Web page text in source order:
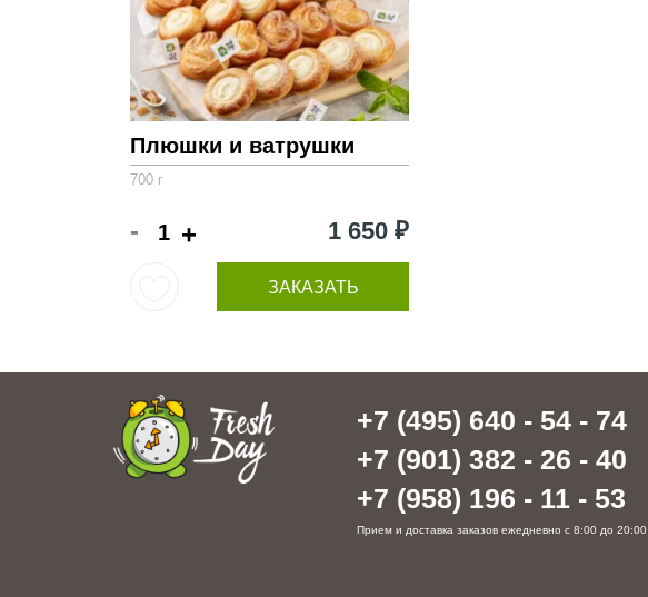
Плюшки и ватрушки
700 г
- + 1 650 ₽
ЗАКАЗАТЬ
+7 (495) 640 - 54 - 74
+7 (901) 382 - 26 - 40
+7 (958) 196 - 11 - 53
Прием и доставка заказов ежедневно с 8:00 до 20:00